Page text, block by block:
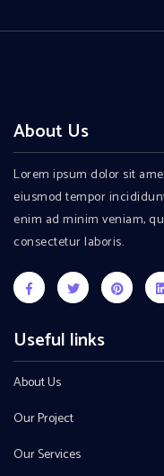
About Us
Lorem ipsum dolor sit
eiusmod tempor
enim ad minim veniam,
consectetur laboris.
Useful links
About Us
Our Project
Our Services